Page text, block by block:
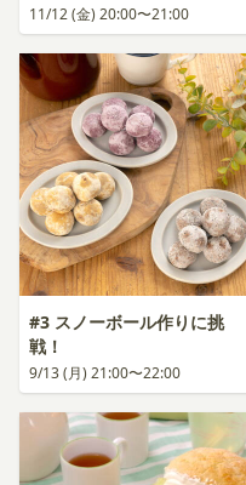
11/12 (金) 20:00〜21:00
#3 スノーボール作りに挑
戦！
9/13 (月) 21:00〜22:00